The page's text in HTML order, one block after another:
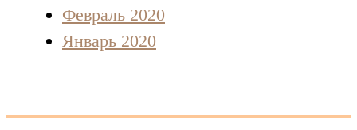
Февраль 2020
Январь 2020